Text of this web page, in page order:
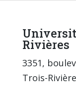
Rivières
3351,
Trois-